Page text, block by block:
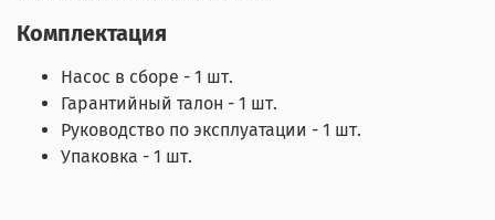
Комплектация
Насос в сборе - 1 шт.
Гарантийный талон - 1 шт.
Руководство по эксплуатации - 1 шт.
Упаковка - 1 шт.